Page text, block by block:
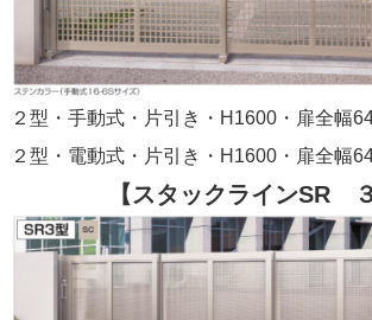
２型・手動式・片引き・H1600・扉全幅
２型・電動式・片引き・H1600・扉全幅
【スタックラインSR ３